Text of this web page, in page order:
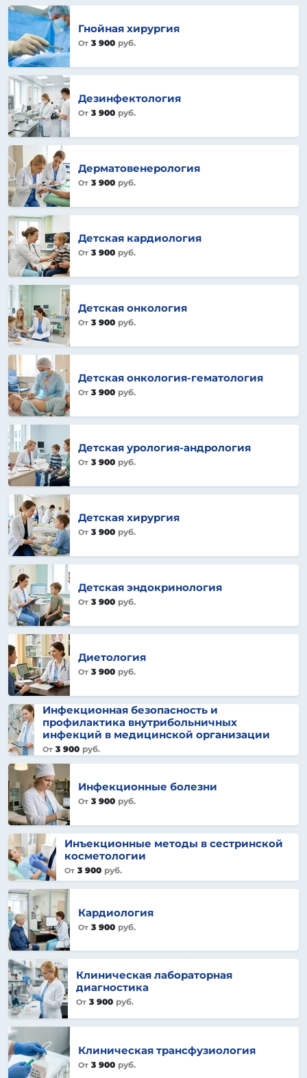
Гнойная хирургия
От 3 900 руб.
Дезинфектология
От 3 900 руб.
Дерматовенерология
От 3 900 руб.
Детская кардиология
От 3 900 руб.
Детская онкология
От 3 900 руб.
Детская онкология-гематология
От 3 900 руб.
Детская урология-андрология
От 3 900 руб.
Детская хирургия
От 3 900 руб.
Детская эндокринология
От 3 900 руб.
Диетология
От 3 900 руб.
Инфекционная безопасность и
профилактика внутрибольничных
инфекций в медицинской организации
От 3 900 руб.
Инфекционные болезни
От 3 900 руб.
Инъекционные методы в сестринской
косметологии
От 3 900 руб.
Кардиология
От 3 900 руб.
Клиническая лабораторная
диагностика
От 3 900 руб.
Клиническая трансфузиология
От 3 900 руб.